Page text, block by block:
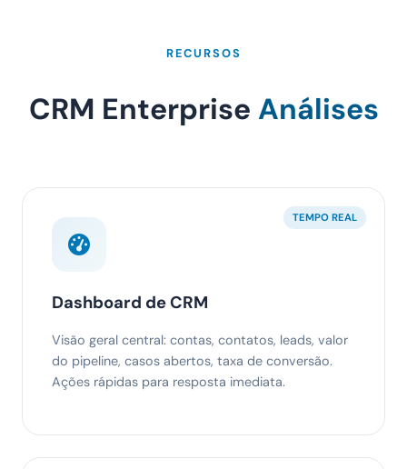
RECURSOS
CRM Enterprise Análises
TEMPO REAL
Dashboard de CRM
Visão geral central: contas, contatos, leads, valor
do pipeline, casos abertos, taxa de conversão.
Ações rápidas para resposta imediata.